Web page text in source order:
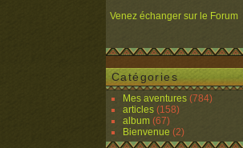
Venez échanger sur le Forum
Catégories
Mes aventures (784)
articles (158)
album (67)
Bienvenue (2)